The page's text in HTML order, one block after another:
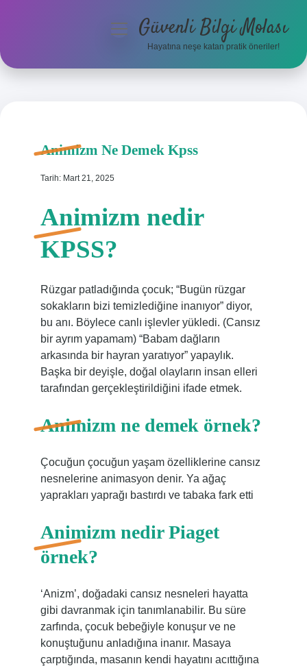
Anasayfa
menüyüGüvenli Bilgi Molası
Hayatına neşe katan pratik öneriler!
Animizm Ne Demek Kpss
Tarih: Mart 21, 2025
Animizm nedir
KPSS?
Rüzgar patladığında çocuk; “Bugün rüzgar
sokakların bizi temizlediğine inanıyor” diyor,
bu anı. Böylece canlı işlevler yükledi. (Cansız
bir ayrım yapamam) “Babam dağların
arkasında bir hayran yaratıyor” yapaylık.
Başka bir deyişle, doğal olayların insan elleri
tarafından gerçekleştirildiğini ifade etmek.
Animizm ne demek örnek?
Çocuğun çocuğun yaşam özelliklerine cansız
nesnelerine animasyon denir. Ya ağaç
yaprakları yaprağı bastırdı ve tabaka fark etti
Animizm nedir Piaget
örnek?
‘Anizm’, doğadaki cansız nesneleri hayatta
gibi davranmak için tanımlanabilir. Bu süre
zarfında, çocuk bebeğiyle konuşur ve ne
konuştuğunu anladığına inanır. Masaya
çarptığında, masanın kendi hayatını acıttığına